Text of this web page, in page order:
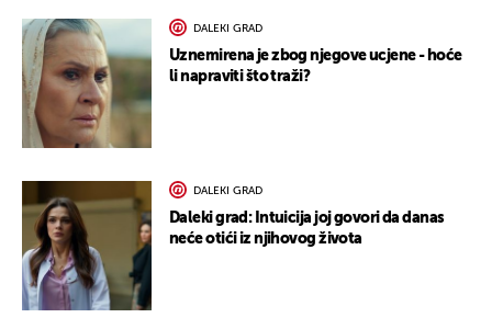
DALEKI GRAD
Uznemirena je zbog njegove ucjene - hoće
li napraviti što traži?
DALEKI GRAD
Daleki grad: Intuicija joj govori da danas
neće otići iz njihovog života